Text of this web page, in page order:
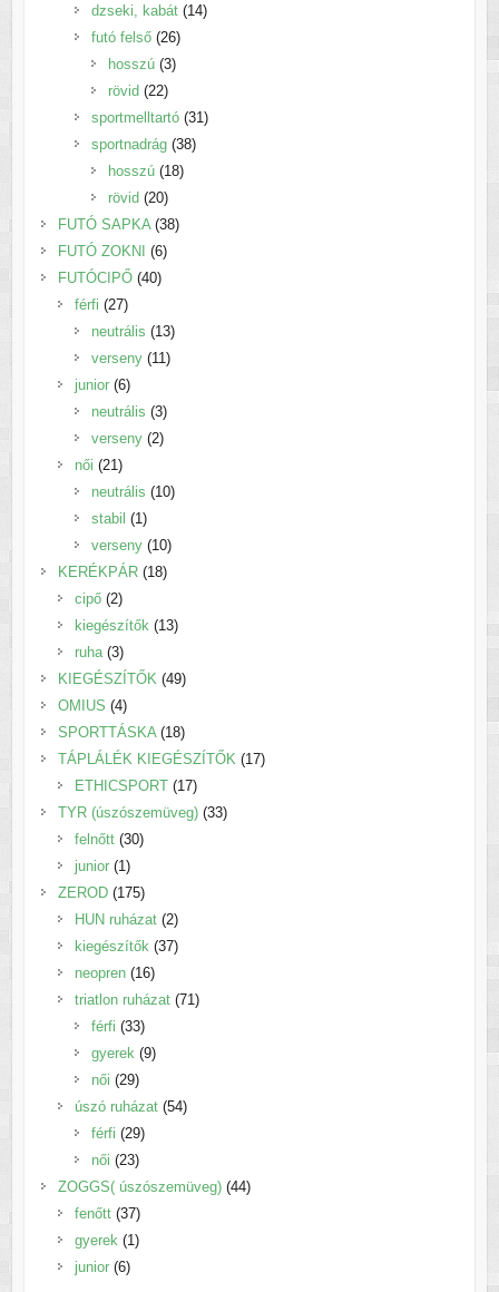
termék
dzseki, kabát 1414
futó felső 2626
termék
hosszú 33
rövid 2222
termék
sportmelltartó 3131
sportnadrág 3838
hosszú 1818
rövid 2020
termék
FUTÓ SAPKA 3838
FUTÓ ZOKNI 66
termék
FUTÓCIPŐ 4040
férfi 2727
termék
neutrális 1313
termék
verseny 1111
junior 66
termék
neutrális 33
termék
verseny 22
női 2121
termék
neutrális 1010
stabil 11
termék
verseny 1010
termék
KERÉKPÁR 1818
cipő 22
termék
kiegészítők 1313
ruha 33
termék
KIEGÉSZÍTŐK 4949
OMIUS 44
termék
SPORTTÁSKA 1818
termék
TÁPLÁLÉK KIEGÉSZÍTŐK 1717
ETHICSPORT 1717
termék
TYR (úszószemüveg) 3333
felnőtt 3030
junior 11
termék
ZEROD 175175
termék
HUN ruházat 22
termék
kiegészítők 3737
neopren 1616
termék
triatlon ruházat 7171
férfi 3333
termék
gyerek 99
női 2929
termék
úszó ruházat 5454
férfi 2929
termék
női 2323
termék
ZOGGS( úszószemüveg) 4444
fenőtt 3737
termék
gyerek 11
junior 66